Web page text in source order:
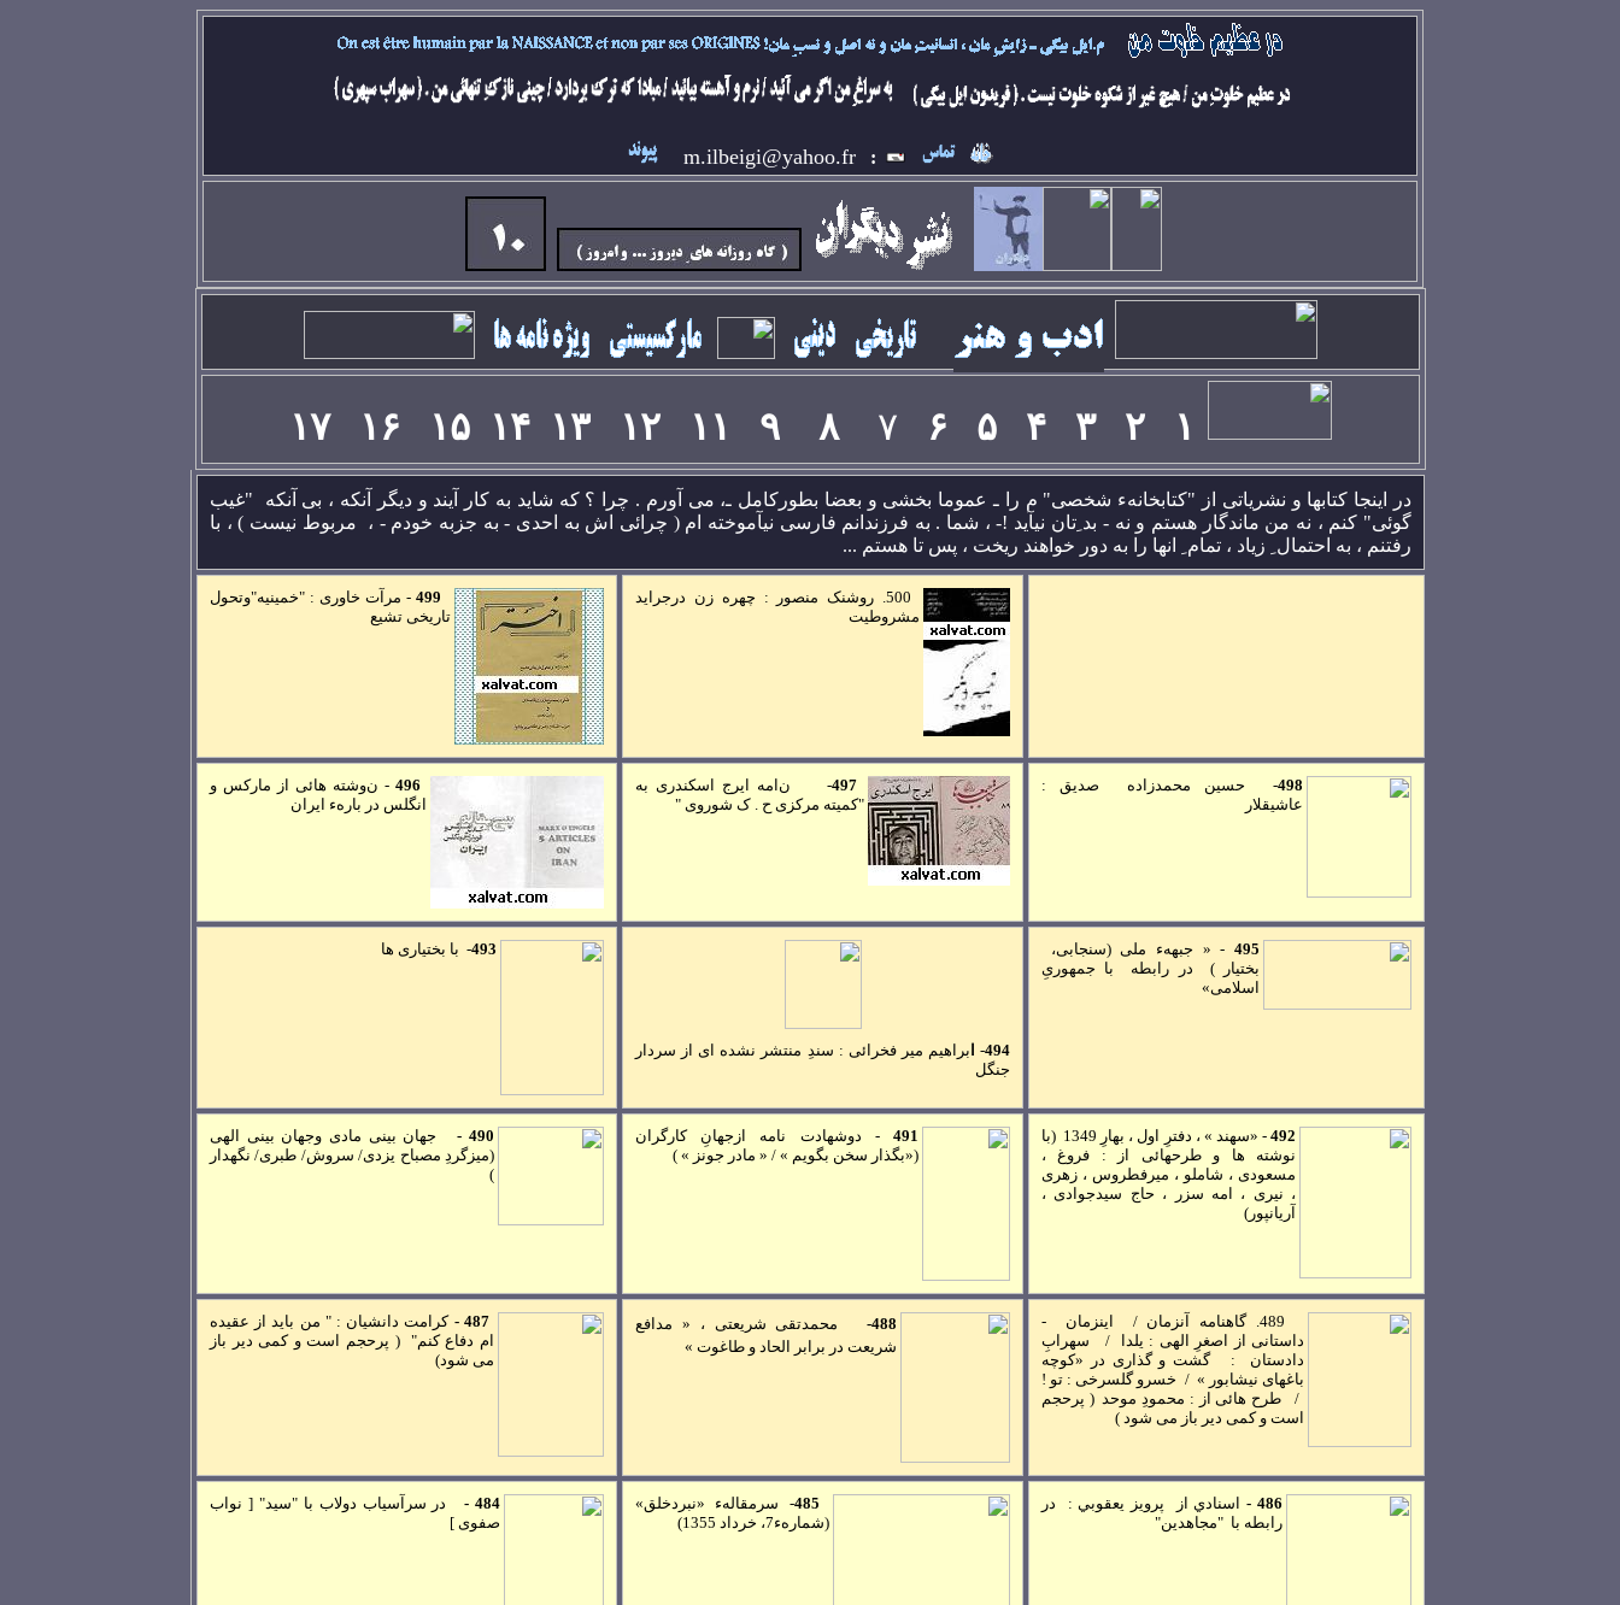
:
m.ilbeigi@yahoo.fr
۱ ۲ ۳ ۴ ۵ ۶ ۷ ۸ ۹ ۱۱ ۱۲ ۱۳ ۱۴ ۱۵ ۱۶ ۱۷
در اينجا کتابها و نشرياتی از "کتابخانهء شخصی" م را ـ عموما بخشی و بعضا بطورکامل ـ، می آورم . چرا ؟ که شايد به کار آيند و ديگر آنکه ، بی آنکه "غيب
گوئی" کنم ، نه من ماندگار هستم و نه - بد ِتان نيآيد !- ، شما . به فرزندانم فارسی نيآموخته ام ( چرائی اش به احدی - به جزبه خودم - ، مربوط نيست ) ، با
رفتنم ، به احتمال ِ زياد ، تمام ِ انها را به دور خواهند ريخت ، پس تا هستم ...
499
- مر آت خاوری : "خمينيه"وتحول
تاريخی تشيع
500. روشنک منصور :
چهره زن درجرايد
مشروطيت
496
- نوشته هائی از مارکس و
انگلس در بارهء ايران
497
- ن امه ايرج اسکندری به
"کميته مرکزی ح . ک شوروی "
498
-
حسين محمدزاده صديق :
عاشيقلار
493
- با بختياری ها
494
- براهيم مير فخرائی : سندِ منتشر نشده ای از سردار
جنگل
495 - « جبههء ملی (سنجابی،
بختيار ) در رابطه با جمهوریِ
اسلامی»
490 -
جهان بينی مادی وجهان بينی الهی
(ميزگردِ مصباح يزدی/ سروش/ طبری/ نگهدار
)
491
- دوشهادت نامه ازجهانِ کارگران
(«بگذار سخن بگويم » / « مادر جونز » )
492
- «سهند » ، دفترِ اول ، بهارِ 1349
(با
نوشته ها و طرحهائی از : فروغ ،
مسعودی ، شاملو ، ميرفطروس ، زهری
، نيری ، امه سزر ، حاج سيدجوادی ،
آريانپور )
487
- کرامت دانشيان :" من بايد از عقيده
ام دفاع کنم" ( پرحجم است و کمی دير باز
می شود)
488-
محمدتقی شريعتی ، « مدافع
شريعت در برابر الحاد و طاغوت »
489. گاهنامه آنزمان / اينزمان
-
داستانی از اصغرِ الهی : يلدا
/
سهرابِ
دادستان :
گشت و گذاری در «کوچه
باغهای نيشابور » / خسرو گلسرخی : تو !
/
طرح هائی از : محمودِ موحد ( پرحجم
است و کمی دير باز می شود )
484 - در سرآسياب دولاب با "سيد" [ نواب
صفوی ]
485
- سرمقالهء «نبردخلق»
(شمارهء7، خرداد 1355
)
486 - اسنادي از پرويز يعقوبي :
در
رابطه با "مجاهدين"